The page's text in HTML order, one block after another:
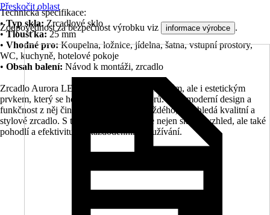
Technická specifikace:
•Typ skla: Zrcadlové sklo
•Tloušťka:25 mm
• Vhodné pro:Koupelna, ložnice, jídelna, šatna, vstupní prostory,
WC, kuchyně, hotelové pokoje
• Obsah balení: Návod k montáži, zrcadlo
Zrcadlo Aurora LED LINE je nejen praktickým, ale i estetickým
prvkem, který se hodí do různých prostorů. Jeho moderní design a
funkčnost z něj činí ideální volbu pro každého, kdo hledá kvalitní a
stylové zrcadlo. S tímto zrcadlem získáte nejen skvělý vzhled, ale také
pohodlí a efektivitu při každodenním používání.
Přeskočit oblast
Zodpovědnost za bezpečnost výrobku viz informace výrobce .